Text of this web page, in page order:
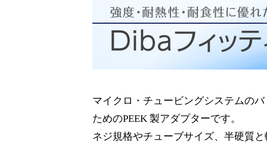
マイクロ・チュービングシステムの
ためのPEEK 製アダプターです。
ネジ規格やチューブサイズ、半硬質